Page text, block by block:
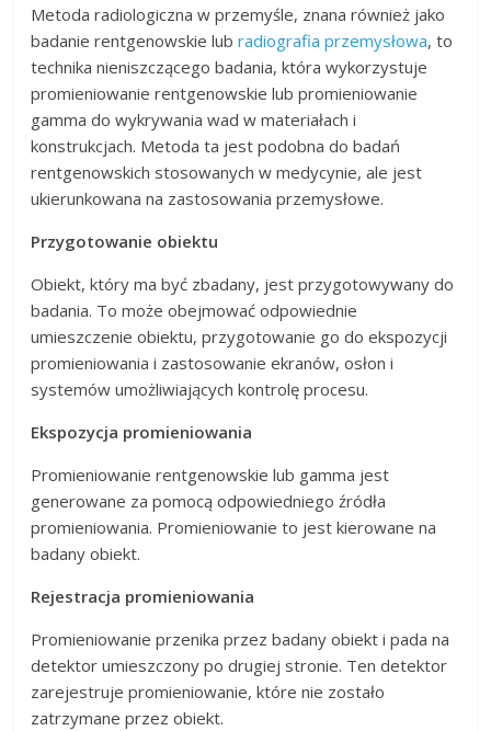
Metoda radiologiczna w przemyśle, znana również jako
badanie rentgenowskie lubradiografia przemysłowa, to
technika nieniszczącego badania, która wykorzystuje
promieniowanie rentgenowskie lub promieniowanie
gamma do wykrywania wad w materiałach i
konstrukcjach. Metoda ta jest podobna do badań
rentgenowskich stosowanych w medycynie, ale jest
ukierunkowana na zastosowania przemysłowe.
Przygotowanie obiektu
Obiekt, który ma być zbadany, jest przygotowywany do
badania. To może obejmować odpowiednie
umieszczenie obiektu, przygotowanie go do ekspozycji
promieniowania i zastosowanie ekranów, osłon i
systemów umożliwiających kontrolę procesu.
Ekspozycja promieniowania
Promieniowanie rentgenowskie lub gamma jest
generowane za pomocą odpowiedniego źródła
promieniowania. Promieniowanie to jest kierowane na
badany obiekt.
Rejestracja promieniowania
Promieniowanie przenika przez badany obiekt i pada na
detektor umieszczony po drugiej stronie. Ten detektor
zarejestruje promieniowanie, które nie zostało
zatrzymane przez obiekt.